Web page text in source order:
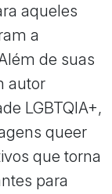
aqueles
a
de suas
autor
LGBTQIA+,
queer
que torna
para